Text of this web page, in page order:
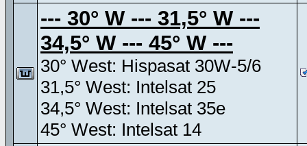
--- 30° W --- 31,5° W ---
34,5° W --- 45° W ---
30° West: Hispasat 30W-5/6
31,5° West: Intelsat 25
34,5° West: Intelsat 35e
45° West: Intelsat 14